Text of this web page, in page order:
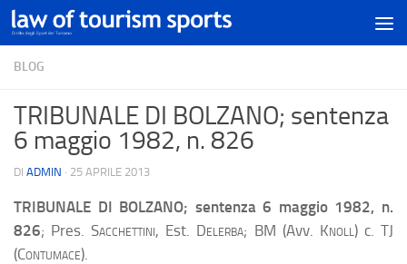
BLOG
TRIBUNALE DI BOLZANO; sentenza
6 maggio 1982, n. 826
DI ADMIN · 25 APRILE 2013
TRIBUNALE DI BOLZANO; sentenza 6 maggio 1982, n.
826; Pres. Sacchettini, Est. Delerba; BM (Avv. Knoll) c. TJ
(Contumace).